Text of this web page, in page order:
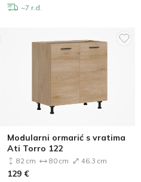
~7 r.d.
Modularni ormarić s vratima
Ati Torro 122
82 cm 80 cm 46.3 cm
129 €